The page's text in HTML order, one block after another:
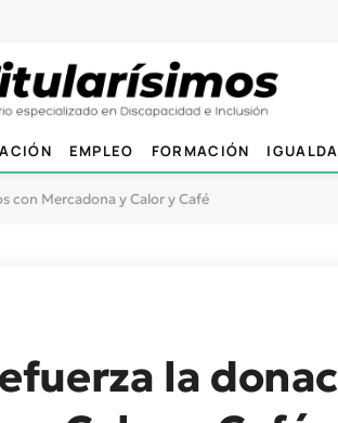
EMPLEO FORMACIÓN
con Mercadona y Calor y Café
la